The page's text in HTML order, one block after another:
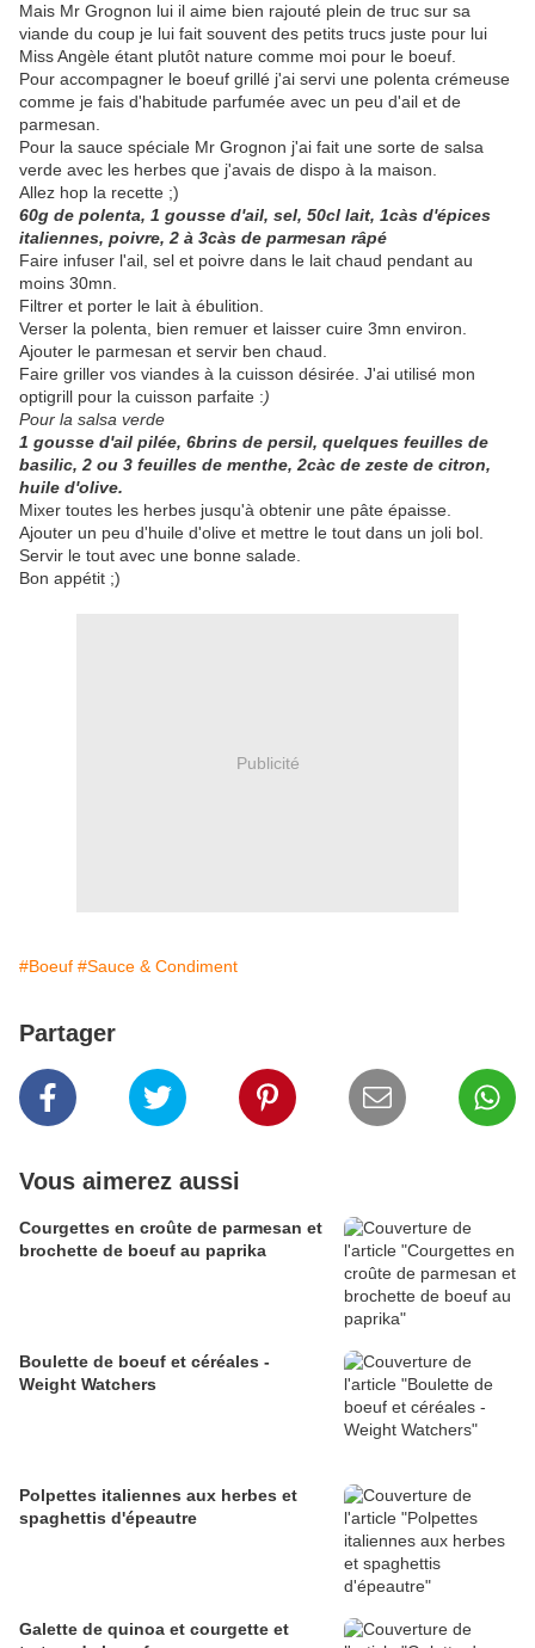
Mais Mr Grognon lui il aime bien rajouté plein de truc sur sa
viande du coup je lui fait souvent des petits trucs juste pour lui
Miss Angèle étant plutôt nature comme moi pour le boeuf.
Pour accompagner le boeuf grillé j'ai servi une polenta crémeuse
comme je fais d'habitude parfumée avec un peu d'ail et de
parmesan.
Pour la sauce spéciale Mr Grognon j'ai fait une sorte de salsa
verde avec les herbes que j'avais de dispo à la maison.
Allez hop la recette ;)
60g de polenta, 1 gousse d'ail, sel, 50cl lait, 1càs d'épices
italiennes, poivre, 2 à 3càs de parmesan râpé
Faire infuser l'ail, sel et poivre dans le lait chaud pendant au
moins 30mn.
Filtrer et porter le lait à ébulition.
Verser la polenta, bien remuer et laisser cuire 3mn environ.
Ajouter le parmesan et servir ben chaud.
Faire griller vos viandes à la cuisson désirée. J'ai utilisé mon
optigrill pour la cuisson parfaite :)
Pour la salsa verde
1 gousse d'ail pilée, 6brins de persil, quelques feuilles de
basilic, 2 ou 3 feuilles de menthe, 2càc de zeste de citron,
huile d'olive.
Mixer toutes les herbes jusqu'à obtenir une pâte épaisse.
Ajouter un peu d'huile d'olive et mettre le tout dans un joli bol.
Servir le tout avec une bonne salade.
Bon appétit ;)
Publicité
#Boeuf #Sauce & Condiment
Partager
Vous aimerez aussi
Courgettes en croûte de parmesan et
brochette de boeuf au paprika
Boulette de boeuf et céréales -
Weight Watchers
Polpettes italiennes aux herbes et
spaghettis d'épeautre
Galette de quinoa et courgette et